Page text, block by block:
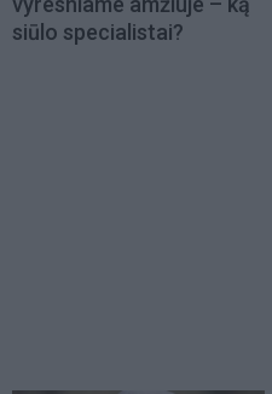
siūlo specialistai?